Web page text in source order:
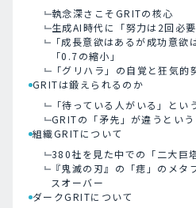
執念深さこそGRITの核心
生成AI時代に「努力は2回必
「成長意欲はあるが成功意
「0.7の縮小」
「グリハラ」の自覚と狂気的
GRITは鍛えられるのか
「待っている人がいる」とい
GRITの「矛先」が違うという
組織GRITについて
380社を見た中での「二大巨塔
『鬼滅の刃』の「痣」のメ
スオーバー
ダークGRITについて